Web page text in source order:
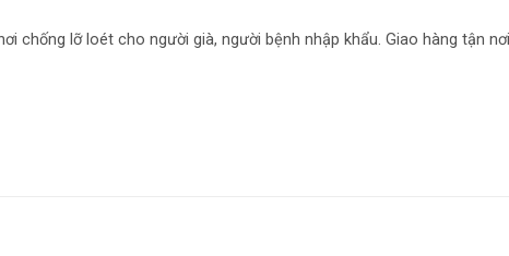
chống lỡ loét cho người già, người bệnh nhập khẩu. Giao hàng tận